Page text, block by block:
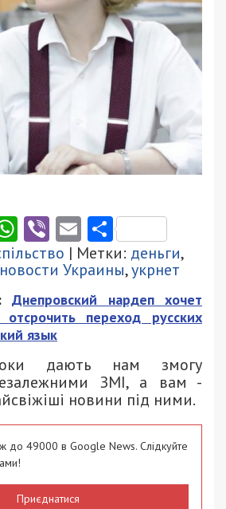
WhatsApp
ViberEmail
| Метки: деньги,
Украины,укрнет
Днепровский нардеп хочет
отсрочить переход русских
язык
дають нам змогу
ЗМІ, а вам -
новини під ними.
до 49000 в Google News. Слідкуйте
Приєднатися